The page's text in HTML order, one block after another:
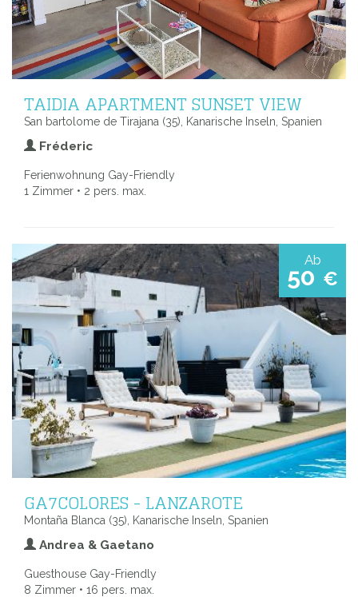
TAIDIA APARTMENT SUNSET VIEW
San bartolome de Tirajana (35), Kanarische Inseln, Spanien
Fréderic
Ferienwohnung Gay-Friendly
1 Zimmer • 2 pers. max.
Ab
50 €
GA7COLORES - LANZAROTE
Montaña Blanca (35), Kanarische Inseln, Spanien
Andrea & Gaetano
Guesthouse Gay-Friendly
8 Zimmer • 16 pers. max.